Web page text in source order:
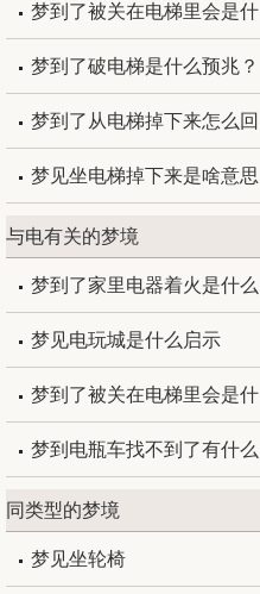
梦到了被关在电梯里会是什
么预兆
梦到了破电梯是什么预兆？
梦到了从电梯掉下来怎么回
事 梦见坐电梯掉下来是啥意思
与电有关的梦境
梦到了家里电器着火是什么
预兆？
梦见电玩城是什么启示
梦到了被关在电梯里会是什
么预兆
梦到电瓶车找不到了有什么
预示吗
同类型的梦境
梦见坐轮椅